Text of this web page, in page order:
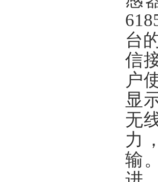
台
信
户
显
无
力
输